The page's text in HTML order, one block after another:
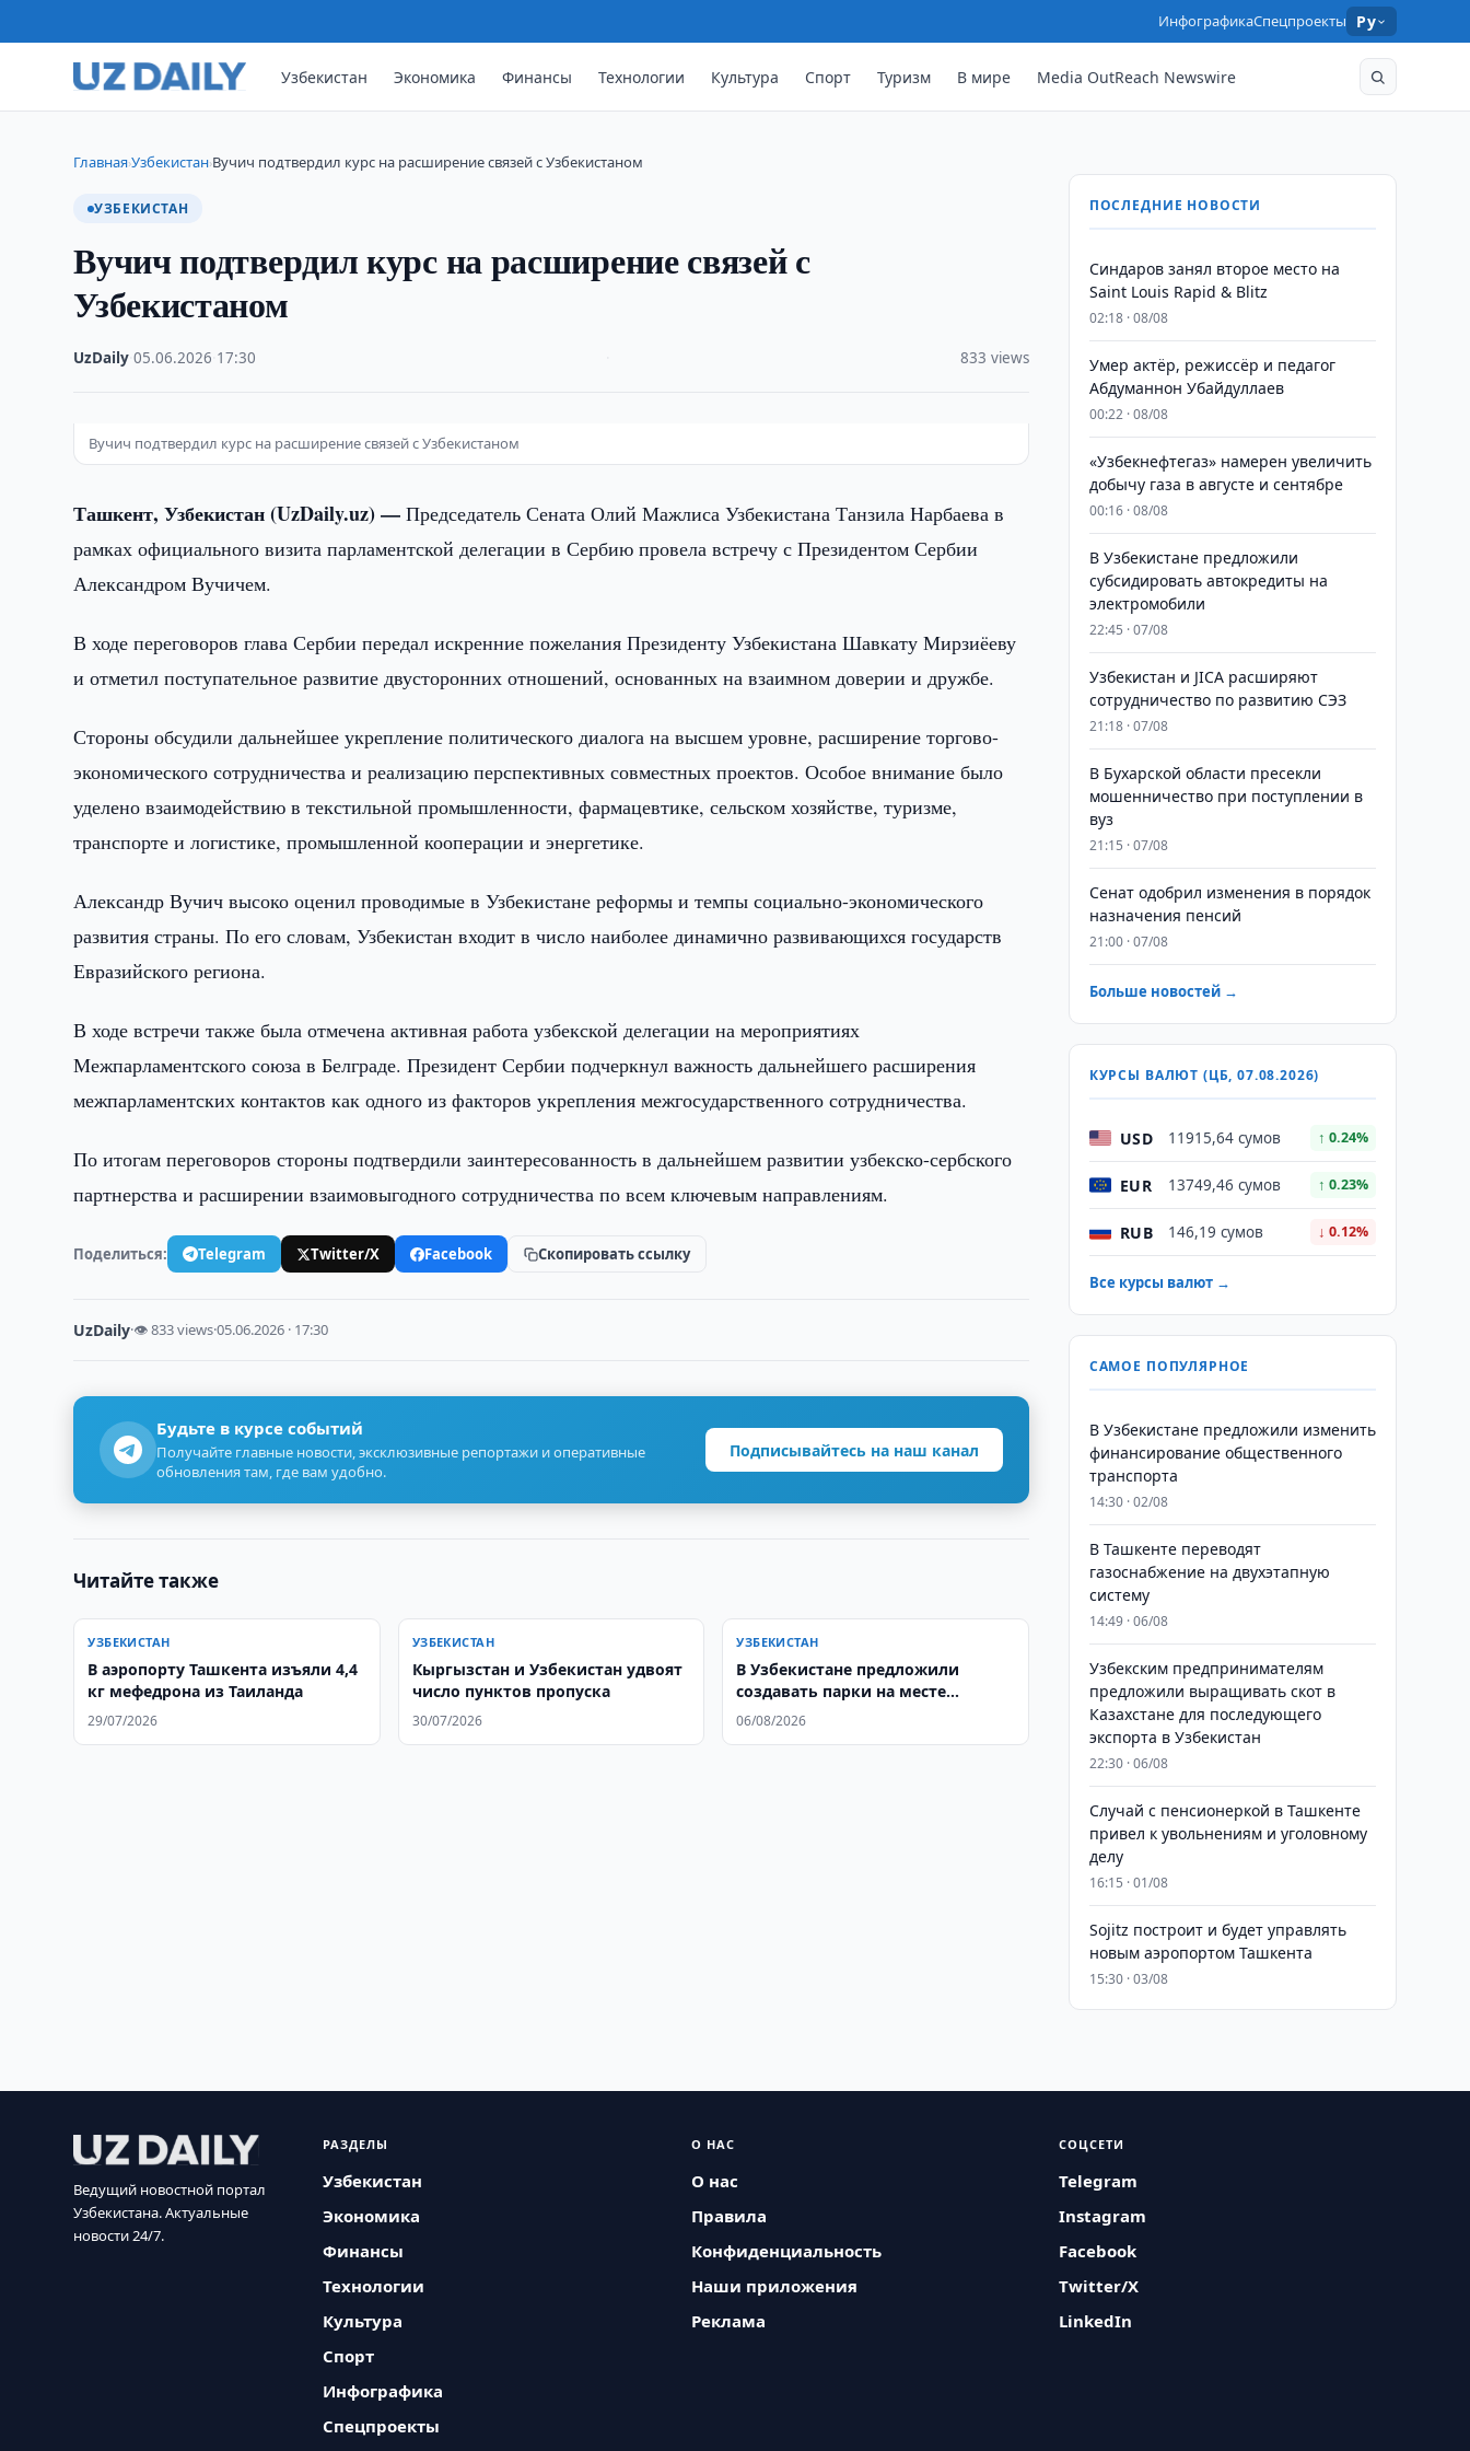
ИнфографикаСпецпроекты Ру
Узбекистан Экономика Финансы Технологии Культура Спорт Туризм В мире Media OutReach Newswire
Главная›Узбекистан›Вучич подтвердил курс на расширение связей с Узбекистаном
УЗБЕКИСТАН
Вучич подтвердил курс на расширение связей с
Узбекистаном
UzDaily ·05.06.2026 17:30 833 views
Вучич подтвердил курс на расширение связей с Узбекистаном
Ташкент, Узбекистан (UzDaily.uz) —Председатель Сената Олий Мажлиса Узбекистана Танзила Нарбаева в
рамках официального визита парламентской делегации в Сербию провела встречу с Президентом Сербии
Александром Вучичем.
В ходе переговоров глава Сербии передал искренние пожелания Президенту Узбекистана Шавкату Мирзиёеву
и отметил поступательное развитие двусторонних отношений, основанных на взаимном доверии и дружбе.
Стороны обсудили дальнейшее укрепление политического диалога на высшем уровне, расширение торгово-
экономического сотрудничества и реализацию перспективных совместных проектов. Особое внимание было
уделено взаимодействию в текстильной промышленности, фармацевтике, сельском хозяйстве, туризме,
транспорте и логистике, промышленной кооперации и энергетике.
Александр Вучич высоко оценил проводимые в Узбекистане реформы и темпы социально-экономического
развития страны. По его словам, Узбекистан входит в число наиболее динамично развивающихся государств
Евразийского региона.
В ходе встречи также была отмечена активная работа узбекской делегации на мероприятиях
Межпарламентского союза в Белграде. Президент Сербии подчеркнул важность дальнейшего расширения
межпарламентских контактов как одного из факторов укрепления межгосударственного сотрудничества.
По итогам переговоров стороны подтвердили заинтересованность в дальнейшем развитии узбекско-сербского
партнерства и расширении взаимовыгодного сотрудничества по всем ключевым направлениям.
Поделиться: Telegram Twitter/X Facebook Скопировать ссылку
UzDaily·👁 833 views·05.06.2026 · 17:30
Будьте в курсе событий
Получайте главные новости, эксклюзивные репортажи и оперативные
обновления там, где вам удобно.
Подписывайтесь на наш канал
Читайте также
УЗБЕКИСТАН
В аэропорту Ташкента изъяли 4,4
кг мефедрона из Таиланда
29/07/2026
УЗБЕКИСТАН
Кыргызстан и Узбекистан удвоят
число пунктов пропуска
30/07/2026
УЗБЕКИСТАН
В Узбекистане предложили
создавать парки на месте
госучреждений
06/08/2026
ПОСЛЕДНИЕ НОВОСТИ
Синдаров занял второе место на
Saint Louis Rapid & Blitz
02:18 · 08/08
Умер актёр, режиссёр и педагог
Абдуманнон Убайдуллаев
00:22 · 08/08
«Узбекнефтегаз» намерен увеличить
добычу газа в августе и сентябре
00:16 · 08/08
В Узбекистане предложили
субсидировать автокредиты на
электромобили
22:45 · 07/08
Узбекистан и JICA расширяют
сотрудничество по развитию СЭЗ
21:18 · 07/08
В Бухарской области пресекли
мошенничество при поступлении в
вуз
21:15 · 07/08
Сенат одобрил изменения в порядок
назначения пенсий
21:00 · 07/08
Больше новостей →
КУРСЫ ВАЛЮТ (ЦБ, 07.08.2026)
USD 11915,64 сумов ↑ 0.24%
EUR 13749,46 сумов ↑ 0.23%
RUB 146,19 сумов ↓ 0.12%
Все курсы валют →
САМОЕ ПОПУЛЯРНОЕ
В Узбекистане предложили изменить
финансирование общественного
транспорта
14:30 · 02/08
В Ташкенте переводят
газоснабжение на двухэтапную
систему
14:49 · 06/08
Узбекским предпринимателям
предложили выращивать скот в
Казахстане для последующего
экспорта в Узбекистан
22:30 · 06/08
Случай с пенсионеркой в Ташкенте
привел к увольнениям и уголовному
делу
16:15 · 01/08
Sojitz построит и будет управлять
новым аэропортом Ташкента
15:30 · 03/08
Ведущий новостной портал
Узбекистана. Актуальные
новости 24/7.
РАЗДЕЛЫ
Узбекистан
Экономика
Финансы
Технологии
Культура
Спорт
Инфографика
Спецпроекты
О НАС
О нас
Правила
Конфиденциальность
Наши приложения
Реклама
СОЦСЕТИ
Telegram
Instagram
Facebook
Twitter/X
LinkedIn